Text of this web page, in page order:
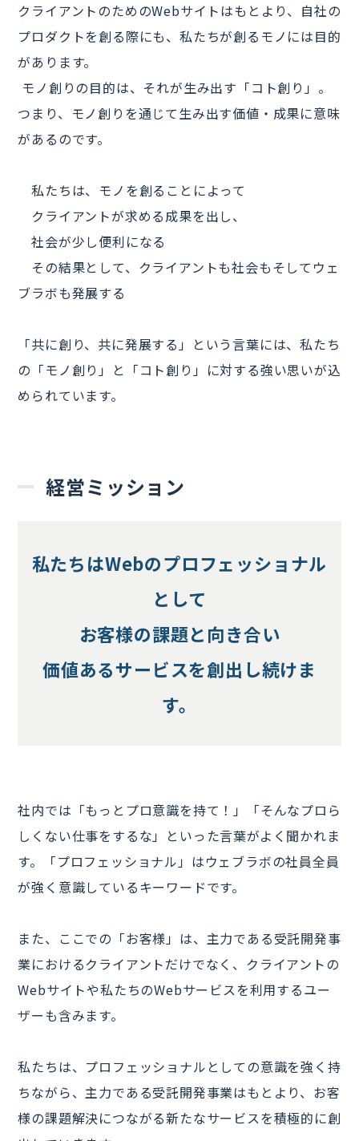
クライアントのためのWebサイトはもとより、自社の
プロダクトを創る際にも、私たちが創るモノには目的
があります。
モノ創りの目的は、それが生み出す「コト創り」。
つまり、モノ創りを通じて生み出す価値・成果に意味
があるのです。
私たちは、モノを創ることによって
クライアントが求める成果を出し、
社会が少し便利になる
その結果として、クライアントも社会もそしてウェ
ブラボも発展する
「共に創り、共に発展する」という言葉には、私たち
の「モノ創り」と「コト創り」に対する強い思いが込
められています。
経営ミッション
私たちはWebのプロフェッショナル
として
お客様の課題と向き合い
価値あるサービスを創出し続けま
す。
社内では「もっとプロ意識を持て！」「そんなプロら
しくない仕事をするな」といった言葉がよく聞かれま
す。「プロフェッショナル」はウェブラボの社員全員
が強く意識しているキーワードです。
また、ここでの「お客様」は、主力である受託開発事
業におけるクライアントだけでなく、クライアントの
Webサイトや私たちのWebサービスを利用するユー
ザーも含みます。
私たちは、プロフェッショナルとしての意識を強く持
ちながら、主力である受託開発事業はもとより、お客
様の課題解決につながる新たなサービスを積極的に創